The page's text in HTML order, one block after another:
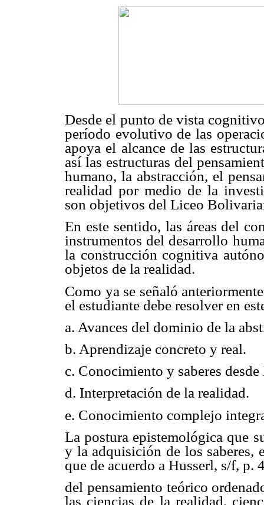
Desde el punto de vista
período evolutivo de las
apoya el alcance de las
así las estructuras del
humano, la abstracción, el
realidad por medio de la
son objetivos del Liceo
En este sentido, las áreas del
instrumentos del desarrollo
la construcción cognitiva
objetos de la realidad.
Como ya se señaló
el estudiante debe resolver en
a. Avances del dominio de la
b. Aprendizaje concreto y real.
c. Conocimiento y saberes
d. Interpretación de la realidad.
e. Conocimiento complejo
La postura epistemológica que
y la adquisición de los saberes,
que de acuerdo a Husserl, s/f, p.
del pensamiento teórico
las ciencias de la realidad,